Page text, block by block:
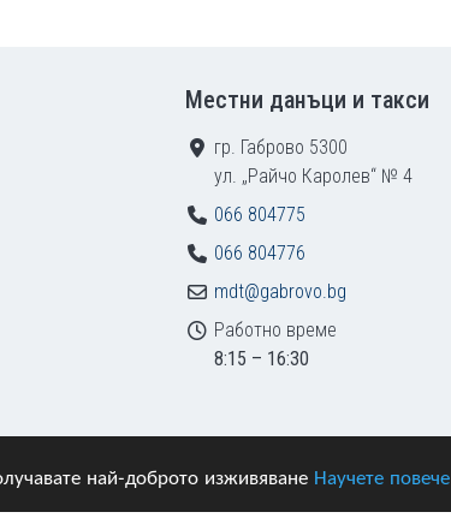
най-доброто изживяване Научете повече
Местни данъци и такси
гр. Габрово 5300
ул. „Райчо Каролев“ № 4
066 804775
066 804776
mdt@gabrovo.bg
Работно време
8:15 – 16:30